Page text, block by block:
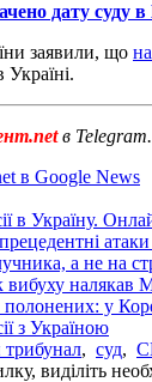
дату суду в
заявили, що
Україні.
в
в Google News
в Україну.
а не на
вибуху налякав
у
з Україною
трибунал, суд,
виділіть